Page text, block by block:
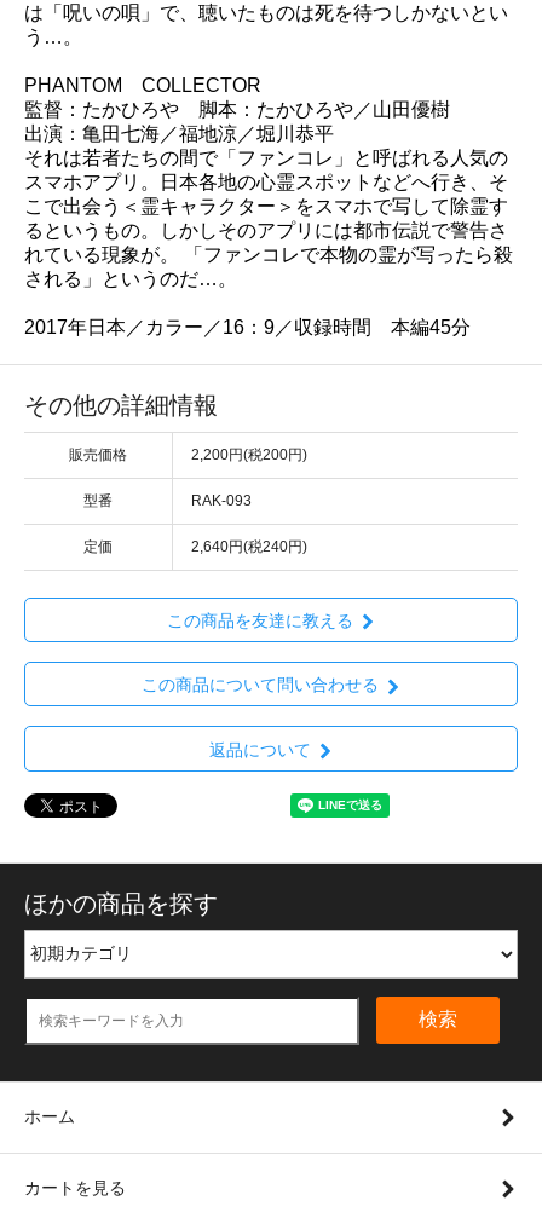
は「呪いの唄」で、聴いたものは死を待つしかないとい
う…。
PHANTOM COLLECTOR
監督：たかひろや 脚本：たかひろや／山田優樹
出演：亀田七海／福地涼／堀川恭平
それは若者たちの間で「ファンコレ」と呼ばれる人気の
スマホアプリ。日本各地の心霊スポットなどへ行き、そ
こで出会う＜霊キャラクター＞をスマホで写して除霊す
るというもの。しかしそのアプリには都市伝説で警告さ
れている現象が。 「ファンコレで本物の霊が写ったら殺
される」というのだ…。
2017年日本／カラー／16：9／収録時間 本編45分
その他の詳細情報
販売価格 2,200円(税200円)
型番 RAK-093
定価 2,640円(税240円)
この商品を友達に教える
この商品について問い合わせる
返品について
ほかの商品を探す
検索
ホーム
カートを見る